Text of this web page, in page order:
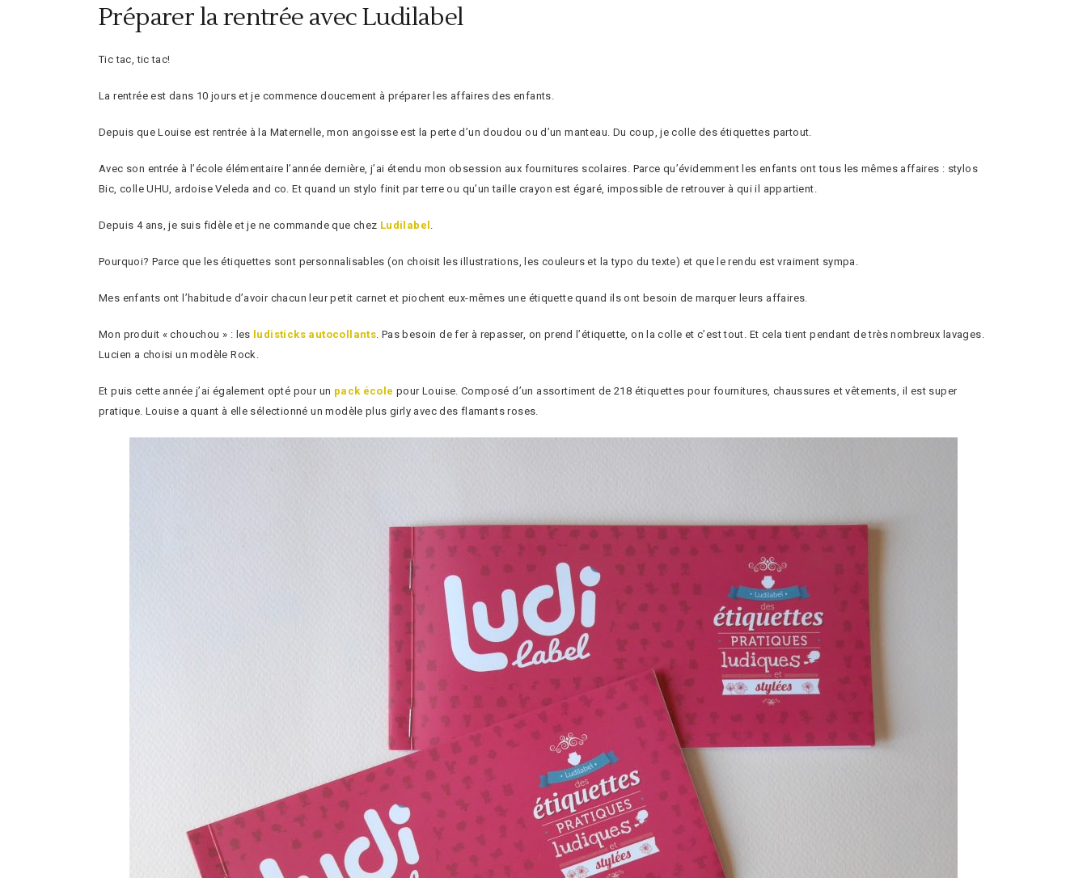
Préparer la rentrée avec Ludilabel
Tic tac, tic tac!
La rentrée est dans 10 jours et je commence doucement à préparer les affaires des enfants.
Depuis que Louise est rentrée à la Maternelle, mon angoisse est la perte d’un doudou ou d’un manteau. Du coup, je colle des étiquettes partout.
Avec son entrée à l’école élémentaire l’année dernière, j’ai étendu mon obsession aux fournitures scolaires. Parce qu’évidemment les enfants ont tous les mêmes affaires : stylos
Bic, colle UHU, ardoise Veleda and co. Et quand un stylo finit par terre ou qu’un taille crayon est égaré, impossible de retrouver à qui il appartient.
Depuis 4 ans, je suis fidèle et je ne commande que chez Ludilabel
Pourquoi? Parce que les étiquettes sont personnalisables (on choisit les illustrations, les couleurs et la typo du texte) et que le rendu est vraiment sympa.
Mes enfants ont l’habitude d’avoir chacun leur petit carnet et piochent eux-mêmes une étiquette quand ils ont besoin de marquer leurs affaires.
Mon produit « chouchou » : les ludisticks autocollants . Pas besoin de fer à repasser, on prend l’étiquette, on la colle et c’est tout. Et cela tient pendant de très nombreux lavages.
Lucien a choisi un modèle Rock.
Et puis cette année j’ai également opté pour un pack école pour Louise. Composé d’un assortiment de 218 étiquettes pour fournitures, chaussures et vêtements, il est super
pratique. Louise a quant à elle sélectionné un modèle plus girly avec des flamants roses.